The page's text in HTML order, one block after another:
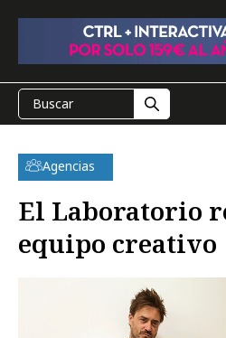
Agencias
El Laboratorio
equipo creativo